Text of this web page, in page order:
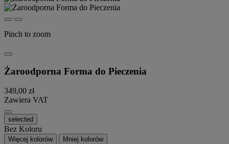
Pinch to zoom
Żaroodporna Forma do Pieczenia
349,00 zł
Zawiera VAT
selected
Bez Koloru
Więcej kolorów Mniej kolorów